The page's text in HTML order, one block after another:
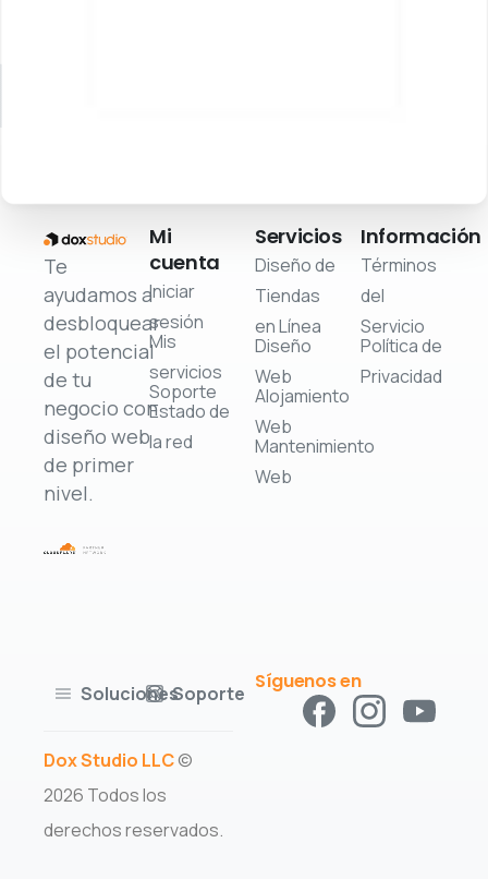
Te
ayudamos a
desbloquear
el potencial
de tu
negocio con
diseño web
de primer
nivel.
Mi
cuenta
Iniciar
sesión
Mis
servicios
Soporte
Estado de
la red
Servicios
Diseño de
Tiendas
en Línea
Diseño
Web
Alojamiento
Web
Mantenimiento
Web
Información
Términos
del
Servicio
Política de
Privacidad
SolucionesSoporte
Dox Studio LLC©
2026 Todos los
derechos reservados.
Síguenos en